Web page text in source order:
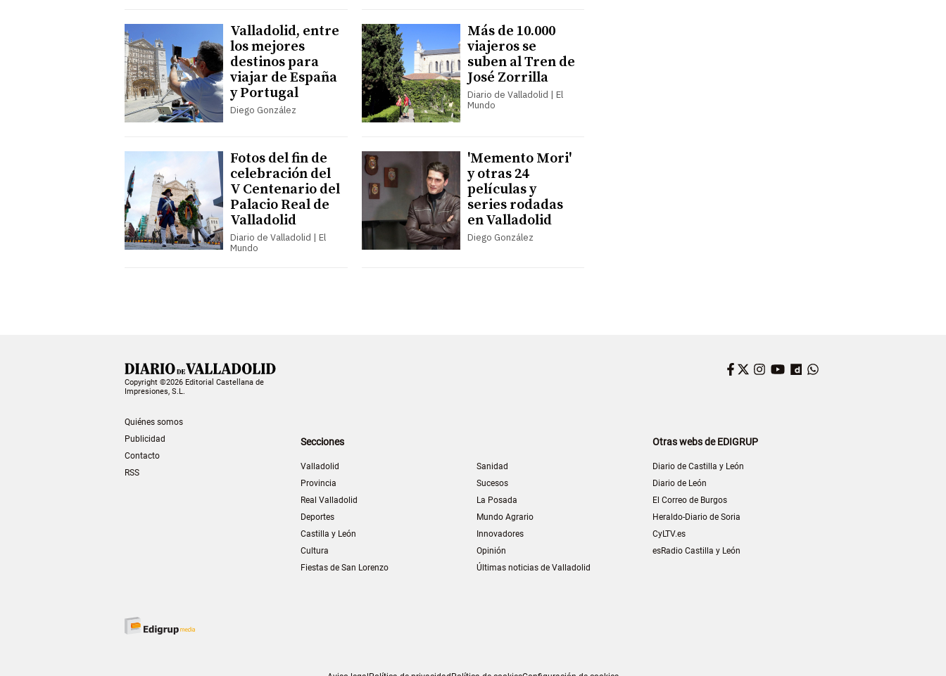
Valladolid, entre
los mejores
destinos para
viajar de España
y Portugal
Diego González
Más de 10.000
viajeros se
suben al Tren de
José Zorrilla
Diario de Valladolid | El
Mundo
Fotos del fin de
celebración del
V Centenario del
Palacio Real de
Valladolid
Diario de Valladolid | El
Mundo
'Memento Mori'
y otras 24
películas y
series rodadas
en Valladolid
Diego González
Copyright ©2026 Editorial Castellana de
Impresiones, S.L.
Quiénes somos
Publicidad
Contacto
RSS
Facebook
Twitter
Instagram
YouTube
Dailymotion
Secciones
Valladolid
Provincia
Real Valladolid
Deportes
Castilla y León
Cultura
Fiestas de San Lorenzo
Sanidad
Sucesos
La Posada
Mundo Agrario
Innovadores
Opinión
Últimas noticias de Valladolid
Otras webs de EDIGRUP
Diario de Castilla y León
Diario de León
El Correo de Burgos
Heraldo-Diario de Soria
CyLTV.es
esRadio Castilla y León